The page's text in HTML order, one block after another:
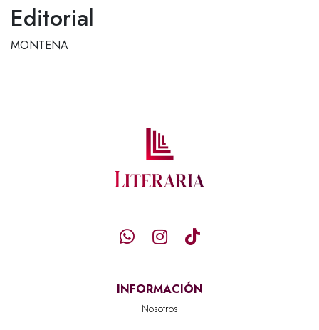
Editorial
MONTENA
INFORMACIÓN
Nosotros